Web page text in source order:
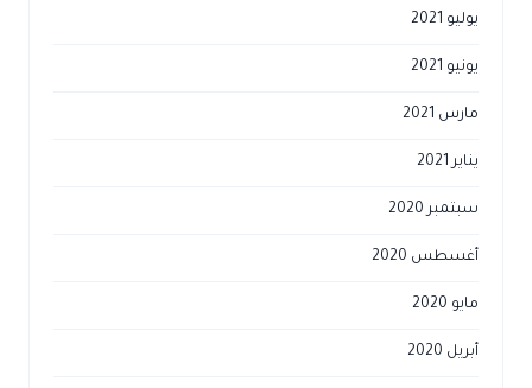
يوليو 2021
يونيو 2021
مارس 2021
يناير 2021
سبتمبر 2020
أغسطس 2020
مايو 2020
أبريل 2020